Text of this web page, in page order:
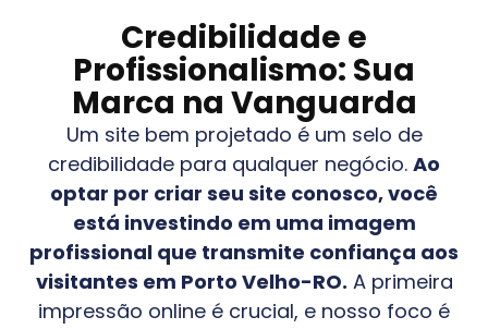
Credibilidade e
Profissionalismo: Sua
Marca na Vanguarda
Um site bem projetado é um selo de
credibilidade para qualquer negócio. Ao
optar por criar seu site conosco, você
está investindo em uma imagem
profissional que transmite confiança aos
visitantes em Porto Velho-RO. A primeira
impressão online é crucial, e nosso foco é